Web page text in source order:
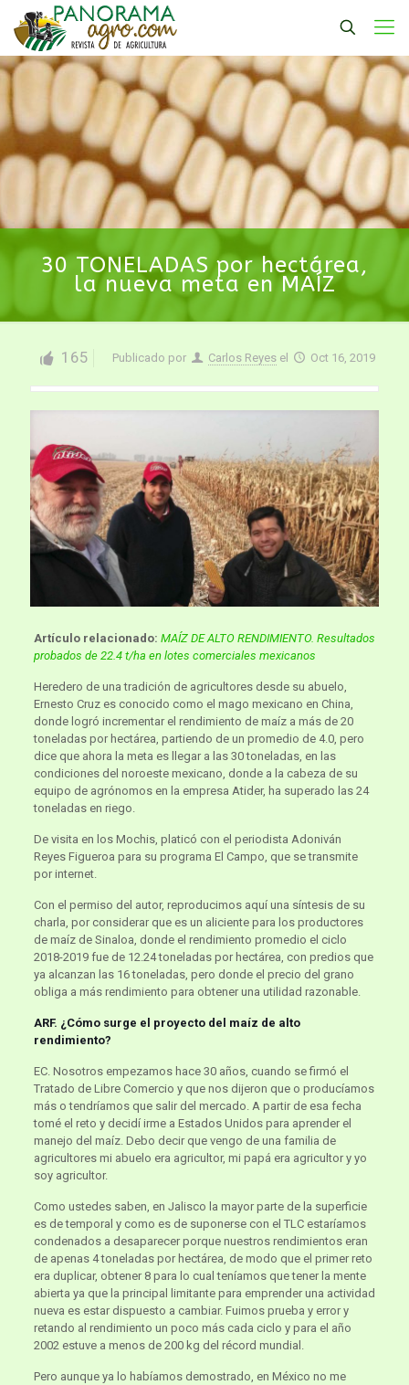
30 TONELADAS por hectárea,
la nueva meta en MAÍZ
165 Publicado por Carlos Reyes el Oct 16, 2019
Artículo relacionado: MAÍZ DE ALTO RENDIMIENTO. Resultados
probados de 22.4 t/ha en lotes comerciales mexicanos
Heredero de una tradición de agricultores desde su abuelo,
Ernesto Cruz es conocido como el mago mexicano en China,
donde logró incrementar el rendimiento de maíz a más de 20
toneladas por hectárea, partiendo de un promedio de 4.0, pero
dice que ahora la meta es llegar a las 30 toneladas, en las
condiciones del noroeste mexicano, donde a la cabeza de su
equipo de agrónomos en la empresa Atider, ha superado las 24
toneladas en riego.
De visita en los Mochis, platicó con el periodista Adoniván
Reyes Figueroa para su programa El Campo, que se transmite
por internet.
Con el permiso del autor, reproducimos aquí una síntesis de su
charla, por considerar que es un aliciente para los productores
de maíz de Sinaloa, donde el rendimiento promedio el ciclo
2018-2019 fue de 12.24 toneladas por hectárea, con predios que
ya alcanzan las 16 toneladas, pero donde el precio del grano
obliga a más rendimiento para obtener una utilidad razonable.
ARF. ¿Cómo surge el proyecto del maíz de alto
rendimiento?
EC. Nosotros empezamos hace 30 años, cuando se firmó el
Tratado de Libre Comercio y que nos dijeron que o producíamos
más o tendríamos que salir del mercado. A partir de esa fecha
tomé el reto y decidí irme a Estados Unidos para aprender el
manejo del maíz. Debo decir que vengo de una familia de
agricultores mi abuelo era agricultor, mi papá era agricultor y yo
soy agricultor.
Como ustedes saben, en Jalisco la mayor parte de la superficie
es de temporal y como es de suponerse con el TLC estaríamos
condenados a desaparecer porque nuestros rendimientos eran
de apenas 4 toneladas por hectárea, de modo que el primer reto
era duplicar, obtener 8 para lo cual teníamos que tener la mente
abierta ya que la principal limitante para emprender una actividad
nueva es estar dispuesto a cambiar. Fuimos prueba y error y
retando al rendimiento un poco más cada ciclo y para el año
2002 estuve a menos de 200 kg del récord mundial.
Pero aunque ya lo habíamos demostrado, en México no me